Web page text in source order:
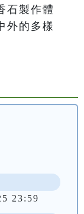
石製作體
外的多樣
23:59